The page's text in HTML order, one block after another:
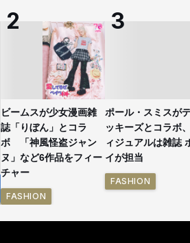
ビームスが少女漫画雑
誌「りぼん」とコラ
ボ 「神風怪盗ジャン
ヌ」など6作品をフィー
チャー
FASHION
ポール・スミスが
ッキーズとコラボ
ィジュアルは雑誌
イが担当
FASHION